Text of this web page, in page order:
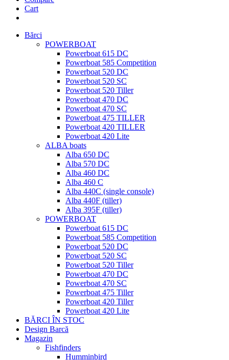
Cart
Bărci
POWERBOAT
Powerboat 615 DC
Powerboat 585 Competition
Powerboat 520 DC
Powerboat 520 SC
Powerboat 520 Tiller
Powerboat 470 DC
Powerboat 470 SC
Powerboat 475 TILLER
Powerboat 420 TILLER
Powerboat 420 Lite
ALBA boats
Alba 650 DC
Alba 570 DC
Alba 460 DC
Alba 460 C
Alba 440C (single console)
Alba 440F (tiller)
Alba 395F (tiller)
POWERBOAT
Powerboat 615 DC
Powerboat 585 Competition
Powerboat 520 DC
Powerboat 520 SC
Powerboat 520 Tiller
Powerboat 470 DC
Powerboat 470 SC
Powerboat 475 Tiller
Powerboat 420 Tiller
Powerboat 420 Lite
BĂRCI ÎN STOC
Design Barcă
Magazin
Fishfinders
Humminbird